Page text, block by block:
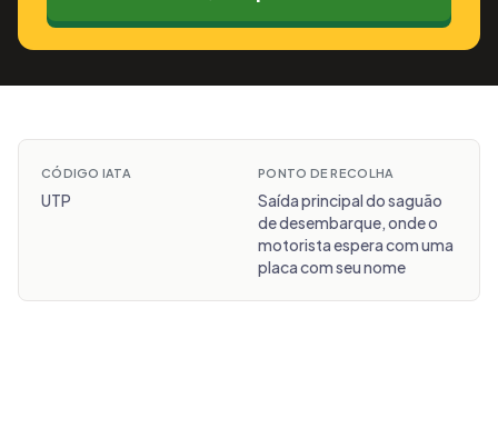
CÓDIGO IATA
UTP
PONTO DE RECOLHA
Saída principal do saguão
de desembarque, onde o
motorista espera com uma
placa com seu nome